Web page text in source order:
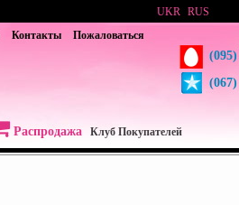
Контакты Пожаловаться
(095)
(067)
UKR RUS
Распродажа Клуб Покупателей